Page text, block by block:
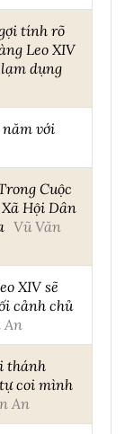
tính rõ
Leo XIV
dụng
với
Cuộc
Hội Dân
Vũ Văn
XIV sẽ
cảnh chủ
An
thánh
coi mình
An